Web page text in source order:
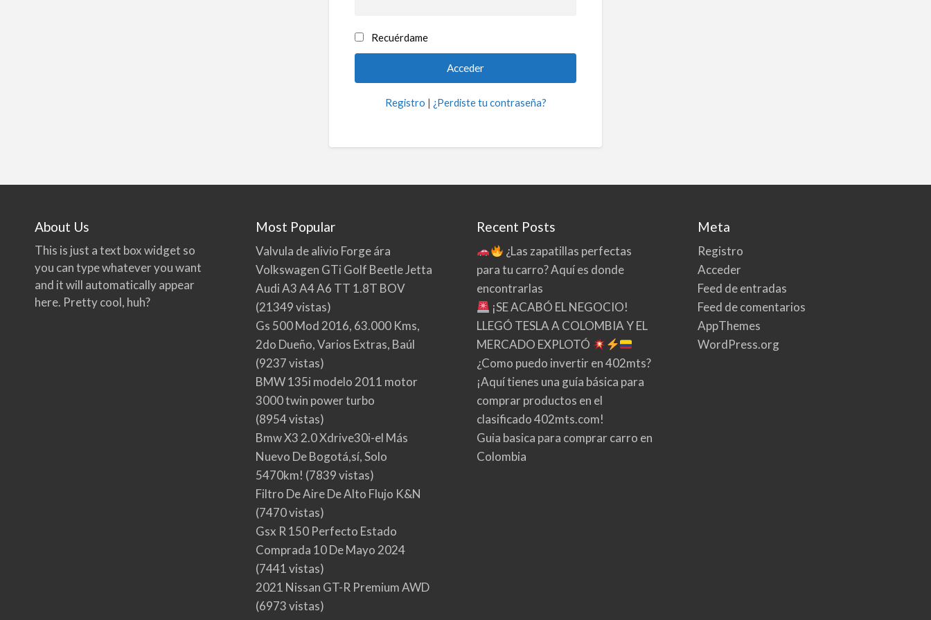
Recuérdame
Registro | ¿Perdiste tu contraseña?
About Us
This is just a text box widget so
you can type whatever you want
and it will automatically appear
here. Pretty cool, huh?
Most Popular
Valvula de alivio Forge ára
Volkswagen GTi Golf Beetle Jetta
Audi A3 A4 A6 TT 1.8T BOV
(21349 vistas)
Gs 500 Mod 2016, 63.000 Kms,
2do Dueño, Varios Extras, Baúl
(9237 vistas)
BMW 135i modelo 2011 motor
3000 twin power turbo
(8954 vistas)
Bmw X3 2.0 Xdrive30i-el Más
Nuevo De Bogotá,sí, Solo
5470km! (7839 vistas)
Filtro De Aire De Alto Flujo K&N
(7470 vistas)
Gsx R 150 Perfecto Estado
Comprada 10 De Mayo 2024
(7441 vistas)
2021 Nissan GT-R Premium AWD
(6973 vistas)
Recent Posts
¿Las zapatillas perfectas
para tu carro? Aquí es donde
encontrarlas
¡SE ACABÓ EL NEGOCIO!
LLEGÓ TESLA A COLOMBIA Y EL
MERCADO EXPLOTÓ
¿Como puedo invertir en 402mts?
¡Aquí tienes una guía básica para
comprar productos en el
clasificado 402mts.com!
Guia basica para comprar carro en
Colombia
Meta
Registro
Acceder
Feed de entradas
Feed de comentarios
AppThemes
WordPress.org